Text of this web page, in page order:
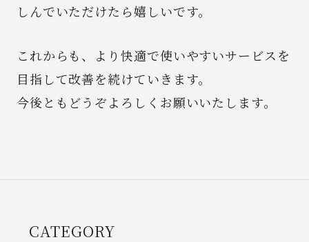
しんでいただけたら嬉しいです。
これからも、より快適で使いやすいサービスを
目指して改善を続けていきます。
今後ともどうぞよろしくお願いいたします。
CATEGORY